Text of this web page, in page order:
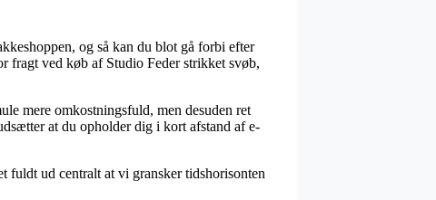
og så kan du blot gå forbi efter
fragt ved køb af Studio Feder strikket svøb,
mere omkostningsfuld, men desuden ret
at du opholder dig i kort afstand af e-
ud centralt at vi gransker tidshorisonten